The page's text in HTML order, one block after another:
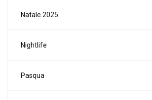
Natale 2025
Nightlife
Pasqua